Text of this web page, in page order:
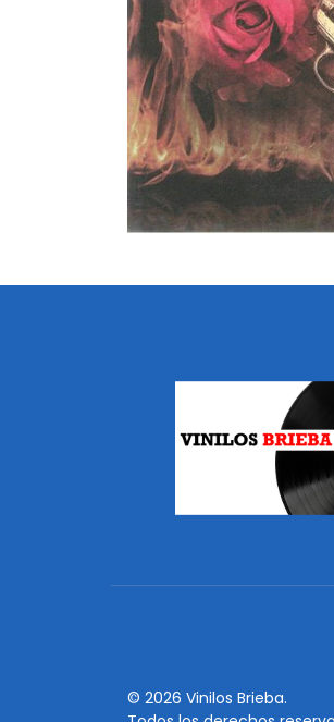
© 2026 Vinilos Brieba.